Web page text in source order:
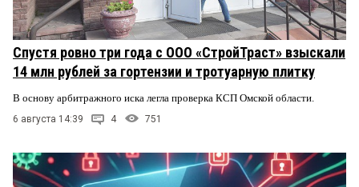
Спустя ровно три года с ООО «СтройТраст» взыскали
14 млн рублей за гортензии и тротуарную плитку
В основу арбитражного иска легла проверка КСП Омской области.
6 августа 14:39 4 751